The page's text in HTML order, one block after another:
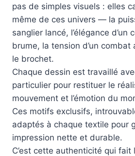
pas de simples visuels : elles
même de ces univers — la
sanglier lancé, l’élégance d’un
brume, la tension d’un combat
le brochet.
Chaque dessin est travaillé
particulier pour restituer le
mouvement et l’émotion du
Ces motifs exclusifs,
adaptés à chaque textile pour
impression nette et durable.
C’est cette authenticité qui fait